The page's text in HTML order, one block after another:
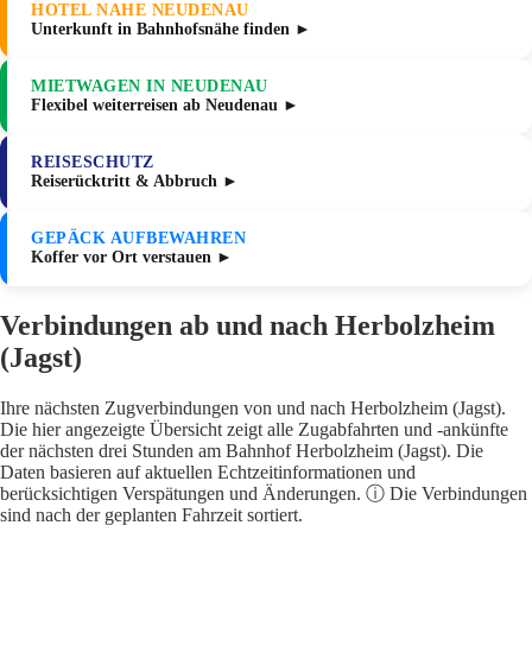
HOTEL NAHE NEUDENAU
Unterkunft in Bahnhofsnähe finden ►
MIETWAGEN IN NEUDENAU
Flexibel weiterreisen ab Neudenau ►
REISESCHUTZ
Reiserücktritt & Abbruch ►
GEPÄCK AUFBEWAHREN
Koffer vor Ort verstauen ►
Verbindungen ab und nach Herbolzheim
(Jagst)
Ihre nächsten Zugverbindungen von und nach Herbolzheim (Jagst).
Die hier angezeigte Übersicht zeigt alle Zugabfahrten und -ankünfte
der nächsten drei Stunden am Bahnhof Herbolzheim (Jagst). Die
Daten basieren auf aktuellen Echtzeitinformationen und
berücksichtigen Verspätungen und Änderungen. ⓘ Die Verbindungen
sind nach der geplanten Fahrzeit sortiert.